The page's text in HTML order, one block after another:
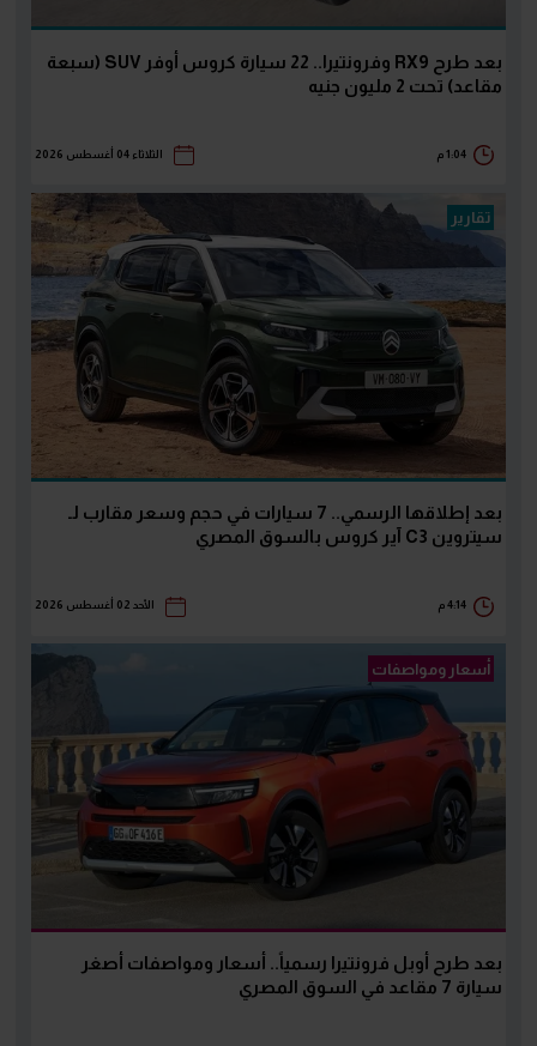
بعد طرح RX9 وفرونتيرا.. 22 سيارة كروس أوفر SUV (سبعة
مقاعد) تحت 2 مليون جنيه
1:04 م الثلاثاء 04 أغسطس 2026
تقارير
بعد إطلاقها الرسمي.. 7 سيارات في حجم وسعر مقارب لـ
سيتروين C3 آير كروس بالسوق المصري
4:14 م الأحد 02 أغسطس 2026
أسعار ومواصفات
بعد طرح أوبل فرونتيرا رسمياً.. أسعار ومواصفات أصغر
سيارة 7 مقاعد في السوق المصري